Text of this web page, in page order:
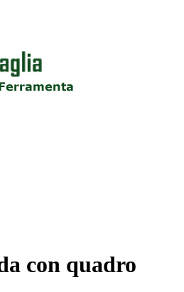
con quadro